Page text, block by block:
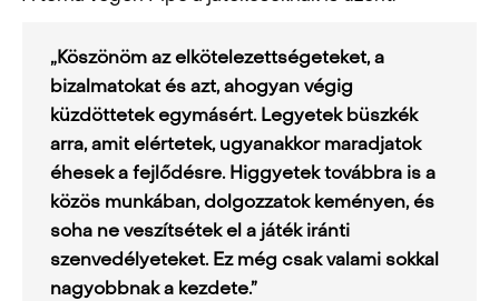
„Köszönöm az elkötelezettségeteket, a
bizalmatokat és azt, ahogyan végig
küzdöttetek egymásért. Legyetek büszkék
arra, amit elértetek, ugyanakkor maradjatok
éhesek a fejlődésre. Higgyetek továbbra is a
közös munkában, dolgozzatok keményen, és
soha ne veszítsétek el a játék iránti
szenvedélyeteket. Ez még csak valami sokkal
nagyobbnak a kezdete.”